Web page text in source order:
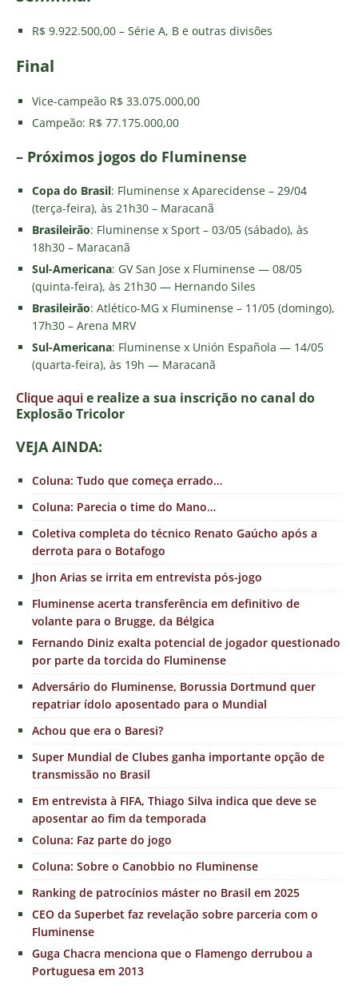
R$ 9.922.500,00 – Série A, B e outras divisões
Final
Vice-campeão R$ 33.075.000,00
Campeão: R$ 77.175.000,00
– Próximos jogos do Fluminense
Copa do Brasil: Fluminense x Aparecidense – 29/04
(terça-feira), às 21h30 – Maracanã
Brasileirão: Fluminense x Sport – 03/05 (sábado), às
18h30 – Maracanã
Sul-Americana: GV San Jose x Fluminense — 08/05
(quinta-feira), às 21h30 — Hernando Siles
Brasileirão: Atlético-MG x Fluminense – 11/05 (domingo),
17h30 – Arena MRV
Sul-Americana: Fluminense x Unión Española — 14/05
(quarta-feira), às 19h — Maracanã
Clique aquie realize a sua inscrição no canal do
Explosão Tricolor
VEJA AINDA:
Coluna: Tudo que começa errado…
Coluna: Parecia o time do Mano…
Coletiva completa do técnico Renato Gaúcho após a
derrota para o Botafogo
Jhon Arias se irrita em entrevista pós-jogo
Fluminense acerta transferência em definitivo de
volante para o Brugge, da Bélgica
Fernando Diniz exalta potencial de jogador questionado
por parte da torcida do Fluminense
Adversário do Fluminense, Borussia Dortmund quer
repatriar ídolo aposentado para o Mundial
Achou que era o Baresi?
Super Mundial de Clubes ganha importante opção de
transmissão no Brasil
Em entrevista à FIFA, Thiago Silva indica que deve se
aposentar ao fim da temporada
Coluna: Faz parte do jogo
Coluna: Sobre o Canobbio no Fluminense
Ranking de patrocínios máster no Brasil em 2025
CEO da Superbet faz revelação sobre parceria com o
Fluminense
Guga Chacra menciona que o Flamengo derrubou a
Portuguesa em 2013